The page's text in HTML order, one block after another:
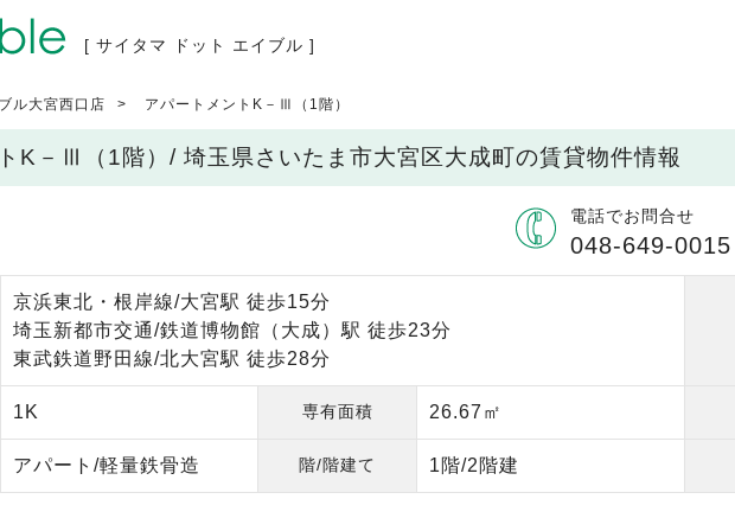
[ サイタマ ドット エイブル ]
ル大宮西口店 アパートメントK－Ⅲ（1階）
K－Ⅲ（1階）/ 埼玉県さいたま市大宮区大成町の賃貸物件情報
電話でお問合せ
048-649-0015
京浜東北・根岸線/大宮駅 徒歩15分
埼玉新都市交通/鉄道博物館（大成）駅 徒歩23分
東武鉄道野田線/北大宮駅 徒歩28分
1K 専有面積 26.67㎡
アパート/軽量鉄骨造 階/階建て 1階/2階建